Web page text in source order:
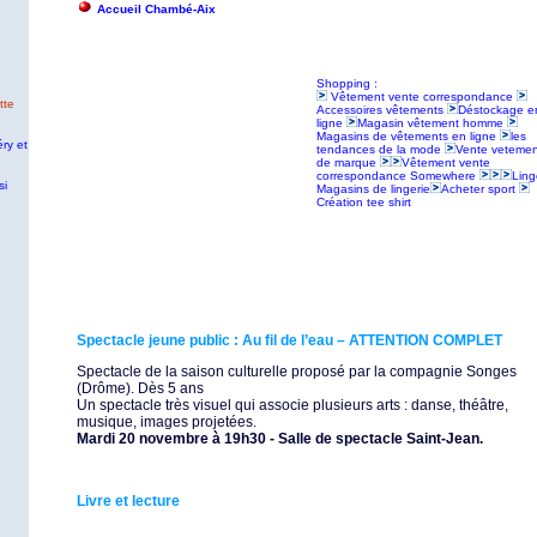
Accueil Chambé-Aix
et
Shopping :
Vêtement vente correspondance
Accessoires vêtements
Déstockage
ligne
Magasin vêtement homme
Magasins de vêtements en ligne
les
tendances de la mode
Vente
de marque
Vêtement vente
correspondance Somewhere
Magasins de lingerie
Acheter sport
Création tee shirt
Spectacle jeune public : Au fil de l’eau – ATTENTION COMPLET
Spectacle de la saison culturelle proposé par la compagnie Songes
(Drôme). Dès 5 ans
Un spectacle très visuel qui associe plusieurs arts : danse, théâtre,
musique, images projetées.
Mardi 20 novembre à 19h30 - Salle de spectacle Saint-Jean.
Livre et lecture